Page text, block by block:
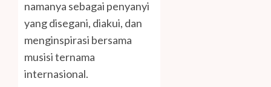
namanya sebagai penyanyi
yang disegani, diakui, dan
menginspirasi bersama
musisi ternama
internasional.